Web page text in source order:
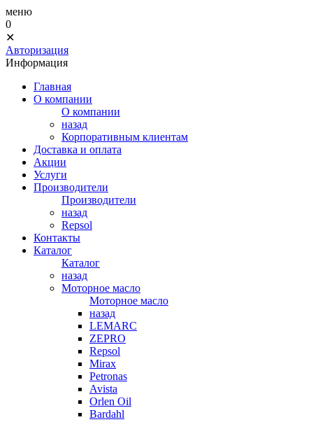
меню
0
✕
Авторизация
Информация
Главная
О компании
О компании
назад
Корпоративным клиентам
Доставка и оплата
Акции
Услуги
Производители
Производители
назад
Repsol
Контакты
Каталог
Каталог
назад
Моторное масло
Моторное масло
назад
LEMARC
ZEPRO
Repsol
Mirax
Petronas
Avista
Orlen Oil
Bardahl